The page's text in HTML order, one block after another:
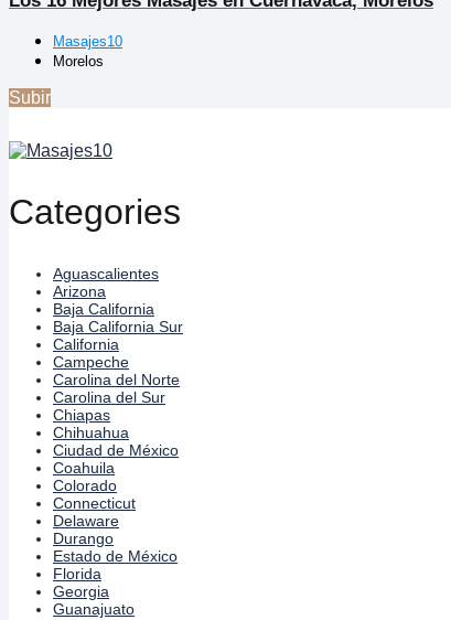
Masajes10
Morelos
Subir
Categories
Aguascalientes
Arizona
Baja California
Baja California Sur
California
Campeche
Carolina del Norte
Carolina del Sur
Chiapas
Chihuahua
Ciudad de México
Coahuila
Colorado
Connecticut
Delaware
Durango
Estado de México
Florida
Georgia
Guanajuato